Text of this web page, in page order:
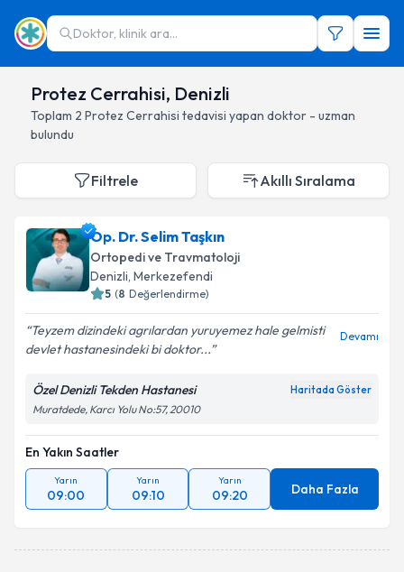
Doktor, klinik ara...
Protez Cerrahisi, Denizli
Toplam 2 Protez Cerrahisi tedavisi yapan doktor - uzman
bulundu
Filtrele Akıllı Sıralama
Op. Dr. Selim Taşkın
Ortopedi ve Travmatoloji
Denizli, Merkezefendi
5 (8 Değerlendirme)
Teyzem dizindeki agrılardan yuruyemez hale gelmisti
devlet hastanesindeki bi doktor...
Devamı
Özel Denizli Tekden Hastanesi Haritada Göster
Muratdede, Karcı Yolu No:57, 20010
En Yakın Saatler
Yarın
09:00
Yarın
09:10
Yarın
09:20 Daha Fazla